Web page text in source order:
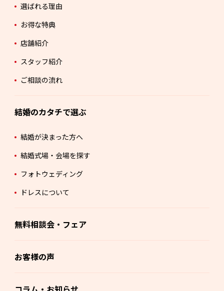
選ばれる理由
お得な特典
店舗紹介
スタッフ紹介
ご相談の流れ
結婚のカタチで選ぶ
結婚が決まった方へ
結婚式場・会場を探す
フォトウェディング
ドレスについて
無料相談会・フェア
お客様の声